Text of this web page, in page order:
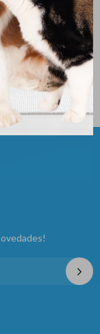
* 100 Grs
$ 302